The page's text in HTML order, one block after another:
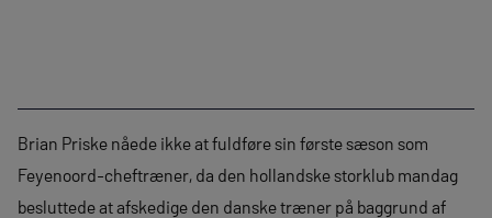
Brian Priske nåede ikke at fuldføre sin første sæson som
Feyenoord-cheftræner, da den hollandske storklub mandag
besluttede at afskedige den danske træner på baggrund af